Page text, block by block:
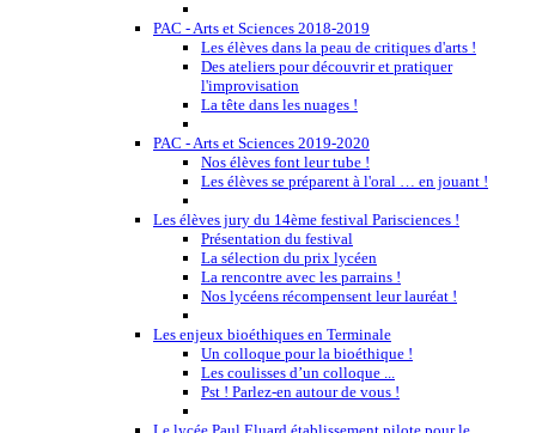
PAC - Arts et Sciences 2018-2019
Les élèves dans la peau de critiques d'arts !
Des ateliers pour découvrir et pratiquer
l'improvisation
La tête dans les nuages !
PAC - Arts et Sciences 2019-2020
Nos élèves font leur tube !
Les élèves se préparent à l'oral … en jouant !
Les élèves jury du 14ème festival Parisciences !
Présentation du festival
La sélection du prix lycéen
La rencontre avec les parrains !
Nos lycéens récompensent leur lauréat !
Les enjeux bioéthiques en Terminale
Un colloque pour la bioéthique !
Les coulisses d’un colloque ...
Pst ! Parlez-en autour de vous !